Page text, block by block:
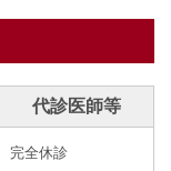
代診医師等
完全休診